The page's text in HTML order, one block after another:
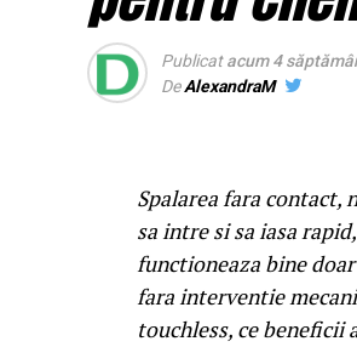
Publicat acum 4
DeAlexandraM
Spalarea fara contact,
sa intre si sa iasa
functioneaza bine
fara interventie
touchless, ce beneficii